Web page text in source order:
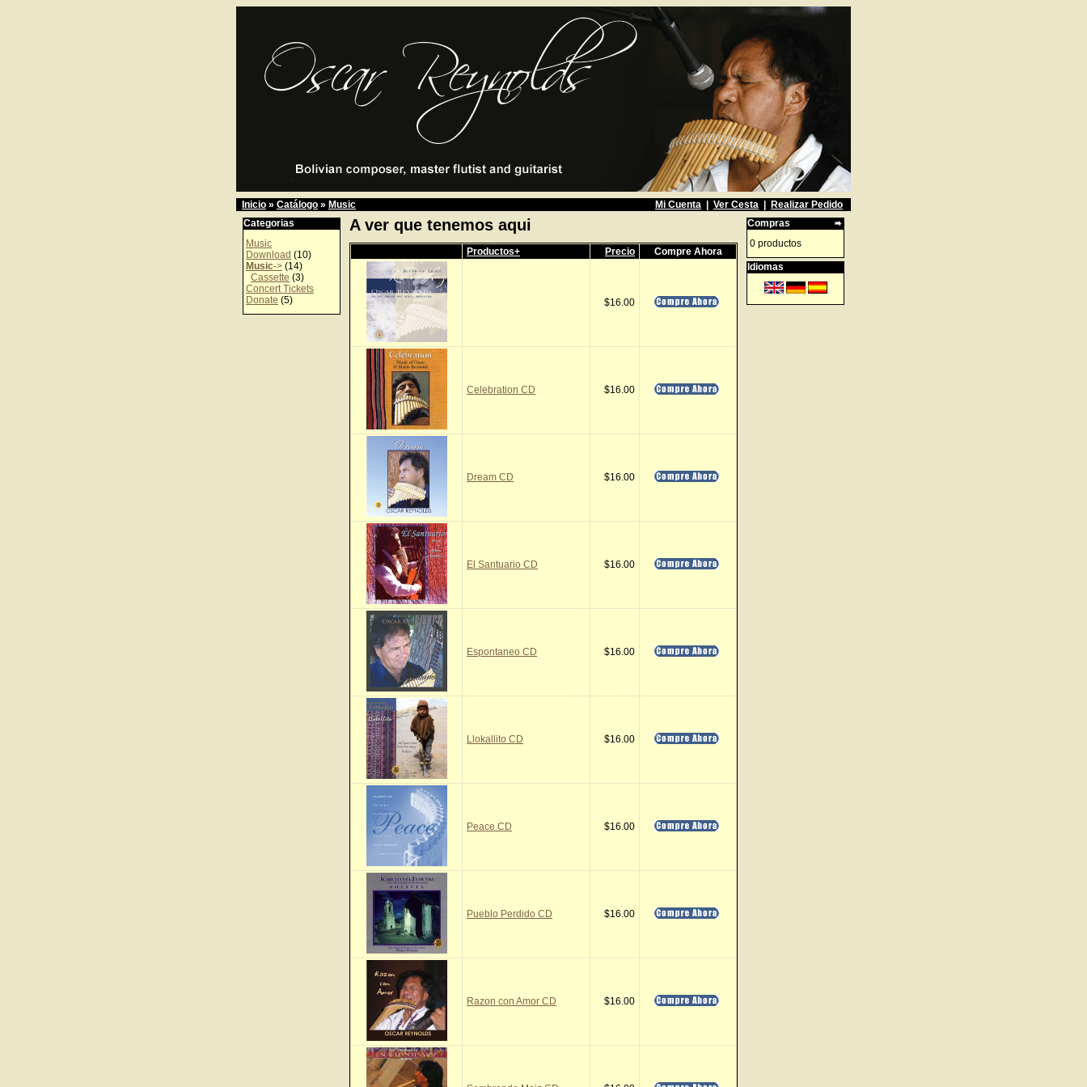
Inicio » Catálogo » Music Mi Cuenta Ver Cesta
Realizar Pedido
Categorias
Music
Download (10)
Music-> (14)
Cassette (3)
Concert Tickets
Donate (5)
A ver que tenemos aqui
Productos+ Precio Compre Ahora
$16.00
Celebration CD $16.00
Dream CD $16.00
El Santuario CD $16.00
Espontaneo CD $16.00
Llokallito CD $16.00
Peace CD $16.00
Pueblo Perdido CD $16.00
Razon con Amor CD $16.00
Compras
0 productos
Idiomas